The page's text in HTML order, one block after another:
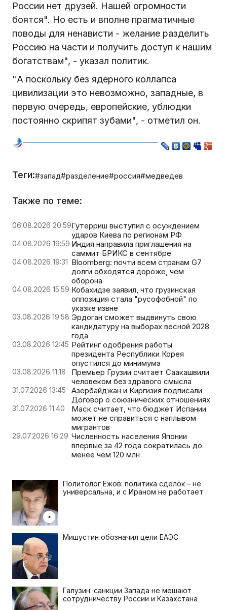
России нет друзей. Нашей огромности
боятся". Но есть и вполне прагматичные
поводы для ненависти - желание разделить
Россию на части и получить доступ к нашим
богатствам", - указал политик.
"А поскольку без ядерного коллапса
цивилизации это невозможно, западные, в
первую очередь, европейские, ублюдки
постоянно скрипят зубами", - отметил он.
Теги:#запад#разделение#россия#медведев
Также по теме:
06.08.2026 20:59Гутерриш выступил с осуждением
ударов Киева по регионам РФ
04.08.2026 19:59 Индия направила приглашения на
саммит БРИКС в сентябре
04.08.2026 19:31 Bloomberg: почти всем странам G7
долги обходятся дороже, чем
оборона
04.08.2026 15:59 Кобахидзе заявил, что грузинская
оппозиция стала "русофобной" по
указке извне
03.08.2026 19:58 Эрдоган сможет выдвинуть свою
кандидатуру на выборах весной 2028
года
03.08.2026 12:45 Рейтинг одобрения работы
президента Республики Корея
опустился до минимума
03.08.2026 11:18
Премьер Грузии считает Саакашвили
человеком без здравого смысла
31.07.2026 13:45
Азербайджан и Киргизия подписали
Договор о союзнических отношениях
31.07.2026 11:40
Маск считает, что бюджет Испании
может не справиться с наплывом
мигрантов
29.07.2026 16:29 Численность населения Японии
впервые за 42 года сократилась до
менее чем 120 млн
Политолог Ежов: политика сделок – не
универсальна, и с Ираном не работает
Мишустин обозначил цели ЕАЭС
Галузин: санкции Запада не мешают
сотрудничеству России и Казахстана